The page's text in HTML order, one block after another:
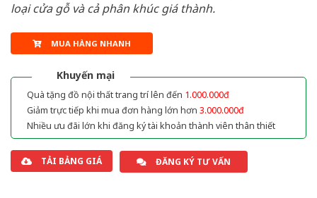
loại cửa gỗ và cả phân khúc giá thành.
MUA HÀNG NHANH
Khuyến mại
Quà tặng đồ nội thất trang trí lên đến 1.000.000đ
Giảm trực tiếp khi mua đơn hàng lớn hơn 3.000.000đ
Nhiều ưu đãi lớn khi đăng ký tài khoản thành viên thân thiết
TẢI BẢNG GIÁ ĐĂNG KÝ TƯ VẤN